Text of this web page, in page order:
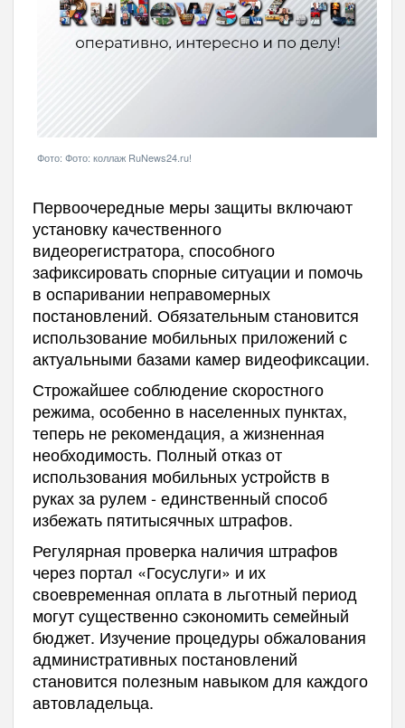
Фото: Фото: коллаж RuNews24.ru!
Первоочередные меры защиты включают
установку качественного
видеорегистратора, способного
зафиксировать спорные ситуации и помочь
в оспаривании неправомерных
постановлений. Обязательным становится
использование мобильных приложений с
актуальными базами камер видеофиксации.
Строжайшее соблюдение скоростного
режима, особенно в населенных пунктах,
теперь не рекомендация, а жизненная
необходимость. Полный отказ от
использования мобильных устройств в
руках за рулем - единственный способ
избежать пятитысячных штрафов.
Регулярная проверка наличия штрафов
через портал «Госуслуги» и их
своевременная оплата в льготный период
могут существенно сэкономить семейный
бюджет. Изучение процедуры обжалования
административных постановлений
становится полезным навыком для каждого
автовладельца.